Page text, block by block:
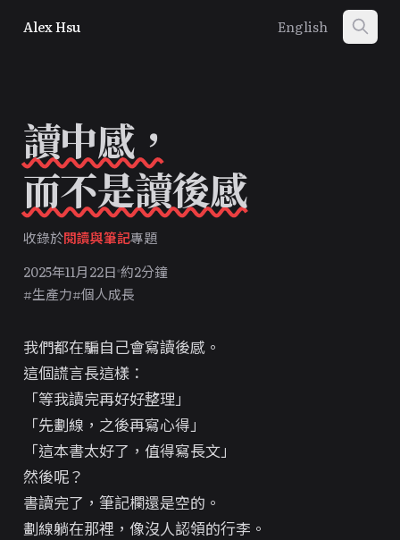
Alex Hsu English
讀中感，
而不是讀後感
收錄於閱讀與筆記專題
2025年11月22日 約2分鐘
#生產力#個人成長
我們都在騙自己會寫讀後感。
這個謊言長這樣：
「等我讀完再好好整理」
「先劃線，之後再寫心得」
「這本書太好了，值得寫長文」
然後呢？
書讀完了，筆記欄還是空的。
劃線躺在那裡，像沒人認領的行李。